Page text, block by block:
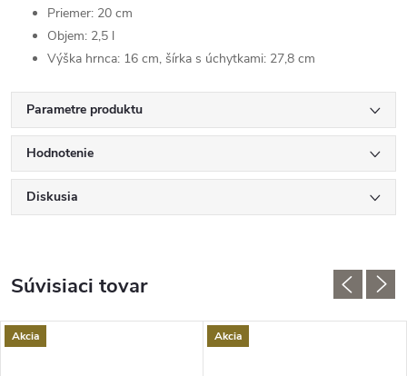
Priemer: 20 cm
Objem: 2,5 l
Výška hrnca: 16 cm, šírka s úchytkami: 27,8 cm
Parametre produktu
Hodnotenie
Diskusia
Súvisiaci tovar
Akcia Akcia